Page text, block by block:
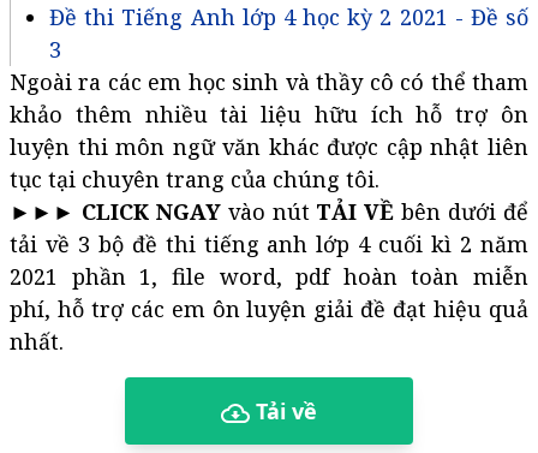
Đề thi Tiếng Anh lớp 4 học kỳ 2 2021 - Đề số
3
Ngoài ra các em học sinh và thầy cô có thể tham
khảo thêm nhiều tài liệu hữu ích hỗ trợ ôn
luyện thi môn ngữ văn khác được cập nhật liên
tục tại chuyên trang của chúng tôi.
►►► CLICK NGAYvào nút TẢI VỀ bên dưới để
tải về 3 bộ đề thi tiếng anh lớp 4 cuối kì 2 năm
2021 phần 1, file word, pdf hoàn toàn miễn
phí, hỗ trợ các em ôn luyện giải đề đạt hiệu quả
nhất.
Tải về